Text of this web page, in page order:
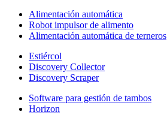
Alimentación automática
Robot impulsor de alimento
Alimentación automática de terneros
Estiércol
Discovery Collector
Discovery Scraper
Software para gestión de tambos
Horizon